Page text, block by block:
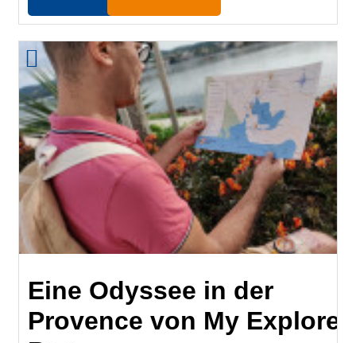
Eine Odyssee in der
Provence von My Explore